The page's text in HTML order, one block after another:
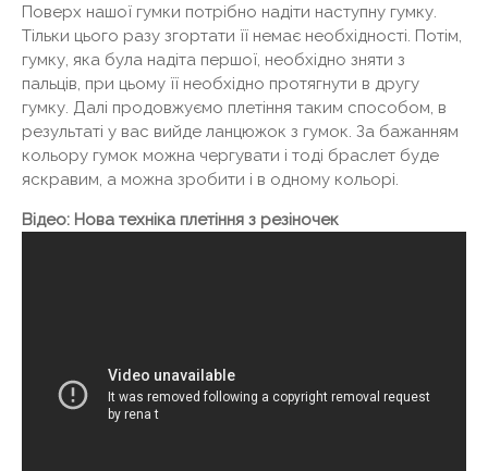
Поверх нашої гумки потрібно надіти наступну гумку.
Тільки цього разу згортати її немає необхідності. Потім,
гумку, яка була надіта першої, необхідно зняти з
пальців, при цьому її необхідно протягнути в другу
гумку. Далі продовжуємо плетіння таким способом, в
результаті у вас вийде ланцюжок з гумок. За бажанням
кольору гумок можна чергувати і тоді браслет буде
яскравим, а можна зробити і в одному кольорі.
Відео: Нова техніка плетіння з резіночек